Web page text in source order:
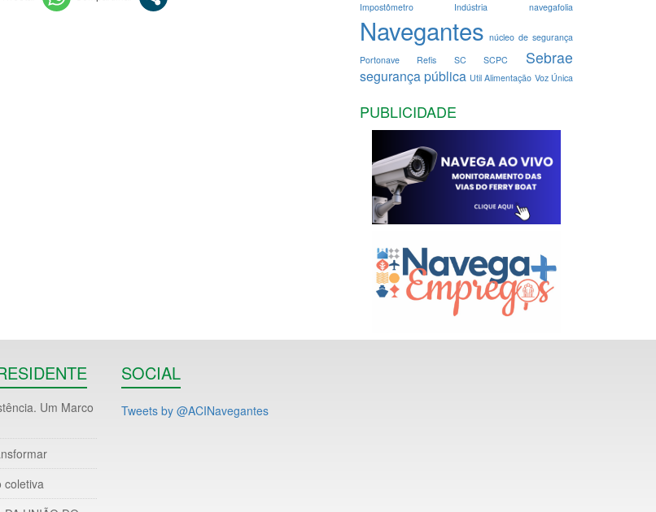
Impostômetro Indústria navegafolia
Navegantes núcleo de segurança
Portonave
Refis SC SCPC Sebrae
segurança pública Util Alimentação Voz Única
PUBLICIDADE
Um Marco
coletiva
SOCIAL
Tweets by @ACINavegantes